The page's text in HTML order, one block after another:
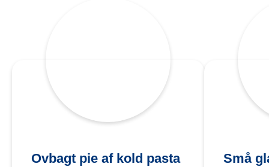
Ovbagt pie af kold pasta
Små